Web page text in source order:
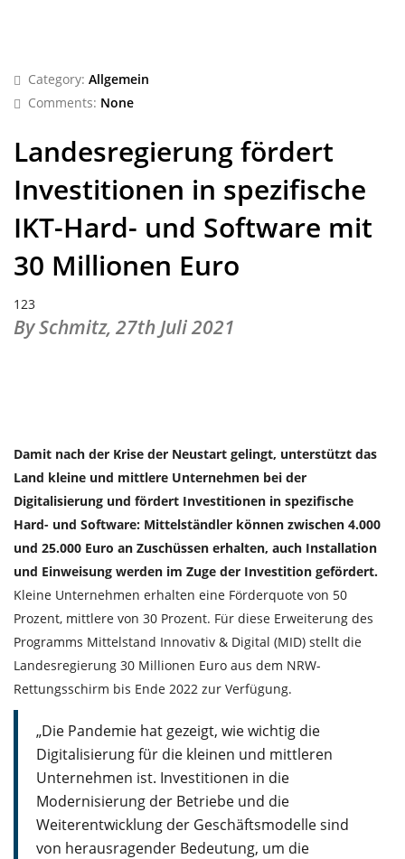
Category: Allgemein
Comments: None
Landesregierung fördert
Investitionen in spezifische
IKT-Hard- und Software mit
30 Millionen Euro
123
By Schmitz, 27th Juli 2021
Damit nach der Krise der Neustart gelingt, unterstützt das
Land kleine und mittlere Unternehmen bei der
Digitalisierung und fördert Investitionen in spezifische
Hard- und Software: Mittelständler können zwischen 4.000
und 25.000 Euro an Zuschüssen erhalten, auch Installation
und Einweisung werden im Zuge der Investition gefördert.
Kleine Unternehmen erhalten eine Förderquote von 50
Prozent, mittlere von 30 Prozent. Für diese Erweiterung des
Programms Mittelstand Innovativ & Digital (MID) stellt die
Landesregierung 30 Millionen Euro aus dem NRW-
Rettungsschirm bis Ende 2022 zur Verfügung.
„Die Pandemie hat gezeigt, wie wichtig die
Digitalisierung für die kleinen und mittleren
Unternehmen ist. Investitionen in die
Modernisierung der Betriebe und die
Weiterentwicklung der Geschäftsmodelle sind
von herausragender Bedeutung, um die